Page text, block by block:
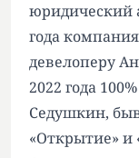
юридический
года
девелоперу
2022 года
Седушкин,
«Открытие» и